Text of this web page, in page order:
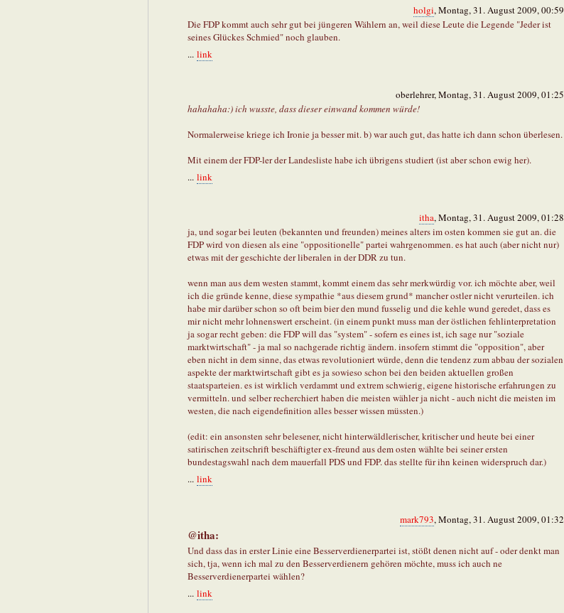
holgi, Montag, 31. August 2009, 00:59
Die FDP kommt auch sehr gut bei jüngeren Wählern an, weil diese Leute die Legende "Jeder ist
seines Glückes Schmied" noch glauben.
... link
oberlehrer, Montag, 31. August 2009, 01:25
hahahaha:) ich wusste, dass dieser einwand kommen würde!
Normalerweise kriege ich Ironie ja besser mit. b) war auch gut, das hatte ich dann schon überlesen.
Mit einem der FDP-ler der Landesliste habe ich übrigens studiert (ist aber schon ewig her).
... link
itha, Montag, 31. August 2009, 01:28
ja, und sogar bei leuten (bekannten und freunden) meines alters im osten kommen sie gut an. die
FDP wird von diesen als eine "oppositionelle" partei wahrgenommen. es hat auch (aber nicht nur)
etwas mit der geschichte der liberalen in der DDR zu tun.
wenn man aus dem westen stammt, kommt einem das sehr merkwürdig vor. ich möchte aber, weil
ich die gründe kenne, diese sympathie *aus diesem grund* mancher ostler nicht verurteilen. ich
habe mir darüber schon so oft beim bier den mund fusselig und die kehle wund geredet, dass es
mir nicht mehr lohnenswert erscheint. (in einem punkt muss man der östlichen fehlinterpretation
ja sogar recht geben: die FDP will das "system" - sofern es eines ist, ich sage nur "soziale
marktwirtschaft" - ja mal so nachgerade richtig ändern. insofern stimmt die "opposition", aber
eben nicht in dem sinne, das etwas revolutioniert würde, denn die tendenz zum abbau der sozialen
aspekte der marktwirtschaft gibt es ja sowieso schon bei den beiden aktuellen großen
staatsparteien. es ist wirklich verdammt und extrem schwierig, eigene historische erfahrungen zu
vermitteln. und selber recherchiert haben die meisten wähler ja nicht - auch nicht die meisten im
westen, die nach eigendefinition alles besser wissen müssten.)
(edit: ein ansonsten sehr belesener, nicht hinterwäldlerischer, kritischer und heute bei einer
satirischen zeitschrift beschäftigter ex-freund aus dem osten wählte bei seiner ersten
bundestagswahl nach dem mauerfall PDS und FDP. das stellte für ihn keinen widerspruch dar.)
... link
mark793, Montag, 31. August 2009, 01:32
@itha:
Und dass das in erster Linie eine Besserverdienerpartei ist, stößt denen nicht auf - oder denkt man
sich, tja, wenn ich mal zu den Besserverdienern gehören möchte, muss ich auch ne
Besserverdienerpartei wählen?
... link